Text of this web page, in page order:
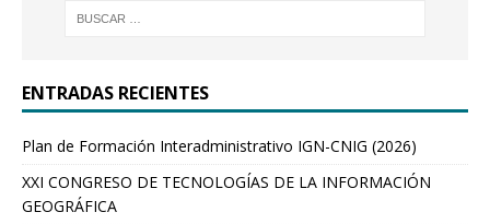
ENTRADAS RECIENTES
Plan de Formación Interadministrativo IGN-CNIG (2026)
XXI CONGRESO DE TECNOLOGÍAS DE LA INFORMACIÓN
GEOGRÁFICA